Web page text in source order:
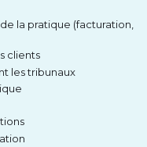
la pratique (facturation,
clients
les tribunaux